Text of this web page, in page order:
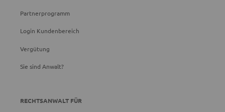
Partnerprogramm
Login Kundenbereich
Vergütung
Sie sind Anwalt?
RECHTSANWALT FÜR